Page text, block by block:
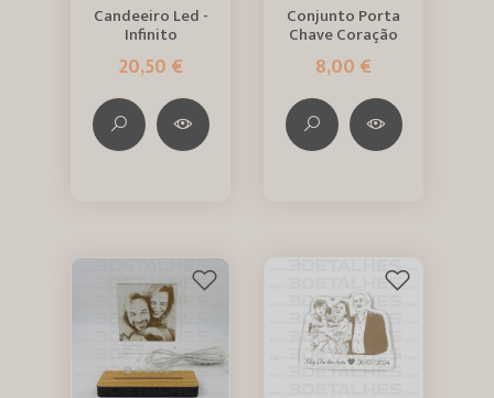
Candeeiro Led -
Infinito
20,50 €
Conjunto Porta
Chave Coração
8,00 €